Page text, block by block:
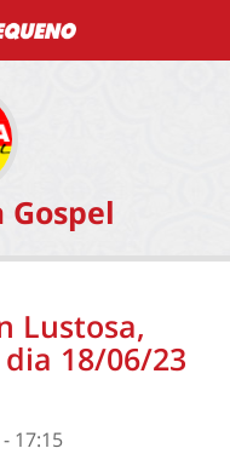
Gospel
Lustosa,
18/06/23
17:15